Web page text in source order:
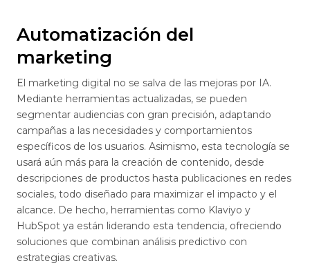
Automatización del
marketing
El marketing digital no se salva de las mejoras por IA.
Mediante herramientas actualizadas, se pueden
segmentar audiencias con gran precisión, adaptando
campañas a las necesidades y comportamientos
específicos de los usuarios. Asimismo, esta tecnología se
usará aún más para la creación de contenido, desde
descripciones de productos hasta publicaciones en redes
sociales, todo diseñado para maximizar el impacto y el
alcance. De hecho, herramientas como Klaviyo y
HubSpot ya están liderando esta tendencia, ofreciendo
soluciones que combinan análisis predictivo con
estrategias creativas.